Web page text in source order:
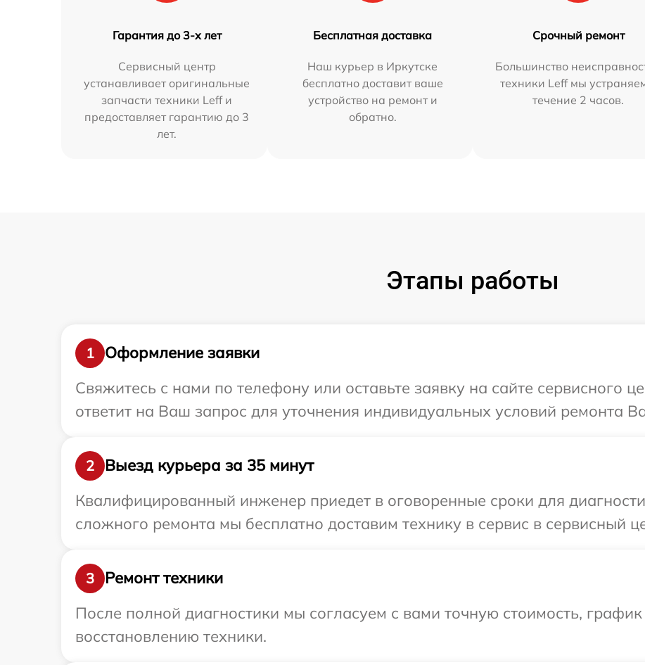
Гарантия до 3-х лет
Сервисный центр
устанавливает оригинальные
запчасти техники Leff и
предоставляет гарантию до 3
лет.
Бесплатная доставка
Наш курьер в Иркутске
бесплатно доставит ваше
устройство на ремонт и
обратно.
Срочный ремонт
Большинство
техники Leff мы
течение 2 часов.
Этапы работы
1
Оформление заявки
Свяжитесь с нами по телефону или оставьте заявку на сайте сервисного
ответит на Ваш запрос для уточнения индивидуальных условий ремонта
2
Выезд курьера за 35 минут
Квалифицированный инженер приедет в оговоренные сроки для
сложного ремонта мы бесплатно доставим технику в сервис в сервисный
3
Ремонт техники
После полной диагностики мы согласуем с вами точную стоимость,
восстановлению техники.